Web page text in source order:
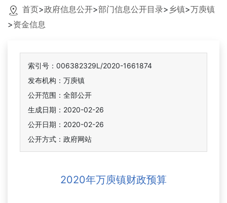
首页>政府信息公开>部门信息公开目录> 乡镇>万庾镇
>资金信息
索引号：006382329L/2020-1661874
发布机构：万庾镇
公开范围：全部公开
生成日期：2020-02-26
公开日期：2020-02-26
公开方式：政府网站
2020年万庾镇财政预算